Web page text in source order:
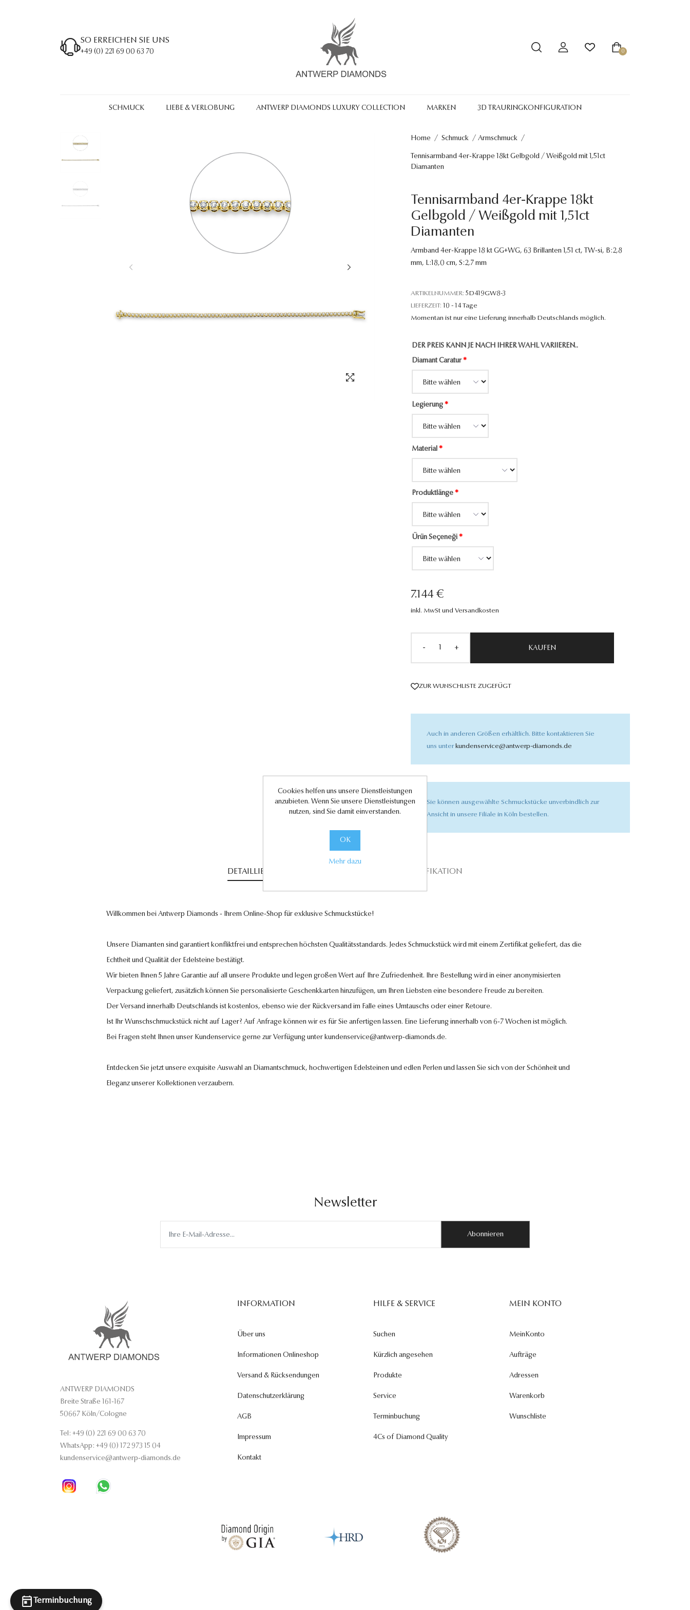
SO ERREICHEN SIE UNS
+49 (0) 221 69 00 63 70 0
SCHMUCK LIEBE & VERLOBUNG ANTWERP DIAMONDS LUXURY COLLECTION MARKEN 3D TRAURINGKONFIGURATION
Home / Schmuck / Armschmuck /
Tennisarmband 4er-Krappe 18kt Gelbgold / Weißgold mit 1,51ct
Diamanten
Tennisarmband 4er-Krappe 18kt
Gelbgold / Weißgold mit 1,51ct
Diamanten
Armband 4er-Krappe 18 kt GG+WG, 63 Brillanten 1,51 ct, TW-si, B:2,8
mm, L:18,0 cm, S:2,7 mm
ARTIKELNUMMER: 5D419GW8-3
LIEFERZEIT: 10 - 14 Tage
Momentan ist nur eine Lieferung innerhalb Deutschlands möglich.
DER PREIS KANN JE NACH IHRER WAHL VARIIEREN..
Diamant Caratur *
Legierung *
Material *
Produktlänge *
Ürün Seçeneği *
7.144 €
inkl. MwSt und Versandkosten
- + KAUFEN
ZUR WUNSCHLISTE ZUGEFÜGT
Auch in anderen Größen erhältlich. Bitte kontaktieren Sie
uns unter kundenservice@antwerp-diamonds.de
Sie können ausgewählte Schmuckstücke unverbindlich zur
Ansicht in unsere Filiale in Köln bestellen.
DETAILLIERTE BESCHREIBUNG PRODUKTSPEZIFIKATION
Willkommen bei Antwerp Diamonds - Ihrem Online-Shop für exklusive Schmuckstücke!
Unsere Diamanten sind garantiert konfliktfrei und entsprechen höchsten Qualitätsstandards. Jedes Schmuckstück wird mit einem Zertifikat geliefert, das die
Echtheit und Qualität der Edelsteine bestätigt.
Wir bieten Ihnen 5 Jahre Garantie auf all unsere Produkte und legen großen Wert auf Ihre Zufriedenheit. Ihre Bestellung wird in einer anonymisierten
Verpackung geliefert, zusätzlich können Sie personalisierte Geschenkkarten hinzufügen, um Ihren Liebsten eine besondere Freude zu bereiten.
Der Versand innerhalb Deutschlands ist kostenlos, ebenso wie der Rückversand im Falle eines Umtauschs oder einer Retoure.
Ist Ihr Wunschschmuckstück nicht auf Lager? Auf Anfrage können wir es für Sie anfertigen lassen. Eine Lieferung innerhalb von 6-7 Wochen ist möglich.
Bei Fragen steht Ihnen unser Kundenservice gerne zur Verfügung unter kundenservice@antwerp-diamonds.de.
Entdecken Sie jetzt unsere exquisite Auswahl an Diamantschmuck, hochwertigen Edelsteinen und edlen Perlen und lassen Sie sich von der Schönheit und
Eleganz unserer Kollektionen verzaubern.
Newsletter
Abonnieren
ANTWERP DIAMONDS
Breite Straße 161-167
50667 Köln/Cologne
Tel: +49 (0) 221 69 00 63 70
WhatsApp: +49 (0) 172 973 15 04
kundenservice@antwerp-diamonds.de
INFORMATION
Über uns
Informationen Onlineshop
Versand & Rücksendungen
Datenschutzerklärung
AGB
Impressum
Kontakt
HILFE & SERVICE
Suchen
Kürzlich angesehen
Produkte
Service
Terminbuchung
4Cs of Diamond Quality
MEIN KONTO
MeinKonto
Aufträge
Adressen
Warenkorb
Wunschliste
Cookies helfen uns unsere Dienstleistungen
anzubieten. Wenn Sie unsere Dienstleistungen
nutzen, sind Sie damit einverstanden.
OK
Mehr dazu
Terminbuchung